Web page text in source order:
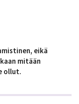
eikä
mitään
ollut.